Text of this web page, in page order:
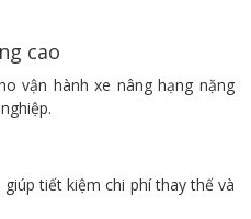
cao
vận hành xe nâng hạng nặng
giúp tiết kiệm chi phí thay thế và